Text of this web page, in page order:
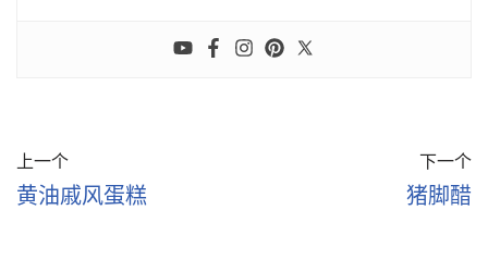
上一个
黄油戚风蛋糕
下一个
猪脚醋